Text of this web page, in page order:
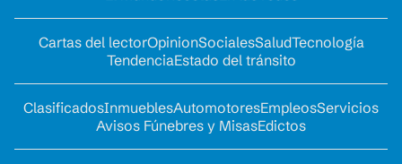
Cartas del lectorOpinionSocialesSaludTecnología
TendenciaEstado del tránsito
ClasificadosInmueblesAutomotoresEmpleosServicios
Avisos Fúnebres y MisasEdictos